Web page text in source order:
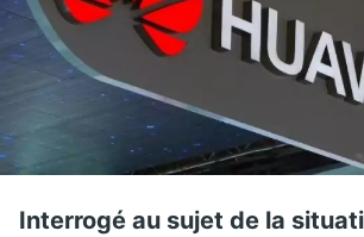
Interrogé au sujet de la